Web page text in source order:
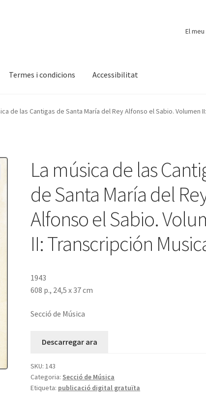
El
Termes i condicions Accessibilitat
Finalitzar compra NovetatsPayment Protecció de
de las Cantigas de Santa María del Rey Alfonso el Sabio. Volumen
La música de las
de Santa María del
Alfonso el Sabio.
II: Transcripción
1943
608 p., 24,5 x 37 cm
Secció de Música
Descarregar ara
SKU:143
Categoria: Secció de Música
Etiqueta: publicació digital gratuïta